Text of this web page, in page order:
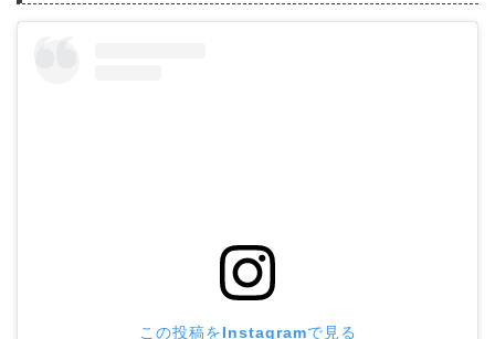
この投稿をInstagramで見る